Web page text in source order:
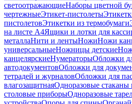
светоотражающиеНаборы цветной
чертежныеЭтикет-пистолеты
пистолетовЭтикетки из термобумаги
на листе А4Ящики и лотки для
металлаНити и лентыНожиНожи
универсальныеНожницы детские
канцелярскиеНумераторыОбложки
автодокументовОбложки для
тетрадей и журналовОбложки для
влагозащитнаяОдноразовые стаканы
столовые приборыОдноразовые